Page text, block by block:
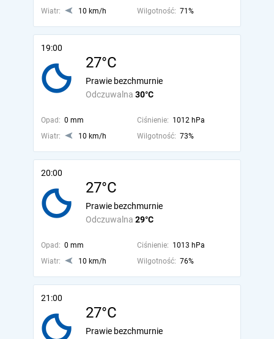
Wiatr:
10 km/h Wilgotność: 71%
19:00
27°C
Odczuwalna 30°C
Prawie bezchmurnie
Opad: 0 mm Ciśnienie: 1012 hPa
Wiatr:
10 km/h Wilgotność: 73%
20:00
27°C
Odczuwalna 29°C
Prawie bezchmurnie
Opad: 0 mm Ciśnienie: 1013 hPa
Wiatr:
10 km/h Wilgotność: 76%
21:00
27°C
Prawie bezchmurnie